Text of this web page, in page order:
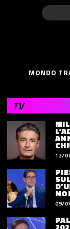
Cerca:
MONDO
TV
12/
09/